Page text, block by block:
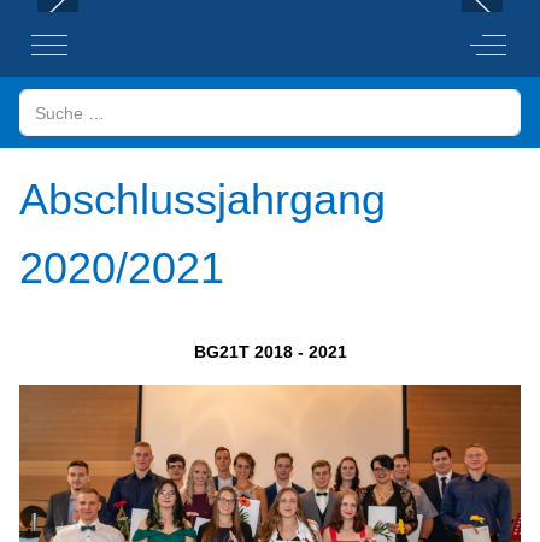
Mobile Menu Toggle Off-
Suchen
Abschlussjahrgang
2020/2021
BG21T 2018 - 2021